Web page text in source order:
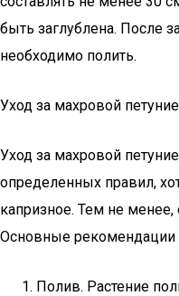
быть заглублена. После
необходимо полить.
Уход за махровой
Уход за махровой
определенных правил,
капризное. Тем не менее,
Основные рекомендации
Полив. Растение